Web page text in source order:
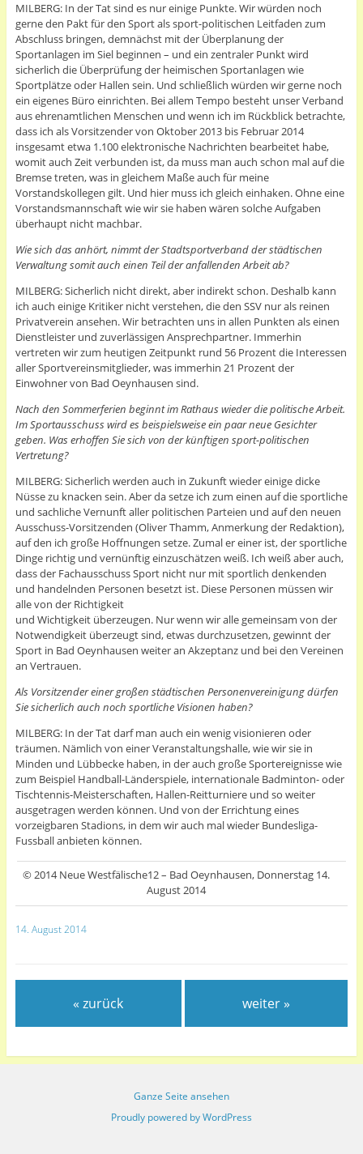
MILBERG: In der Tat sind es nur einige Punkte. Wir würden noch
gerne den Pakt für den Sport als sport-politischen Leitfaden zum
Abschluss bringen, demnächst mit der Überplanung der
Sportanlagen im Siel beginnen – und ein zentraler Punkt wird
sicherlich die Überprüfung der heimischen Sportanlagen wie
Sportplätze oder Hallen sein. Und schließlich würden wir gerne noch
ein eigenes Büro einrichten. Bei allem Tempo besteht unser Verband
aus ehrenamtlichen Menschen und wenn ich im Rückblick betrachte,
dass ich als Vorsitzender von Oktober 2013 bis Februar 2014
insgesamt etwa 1.100 elektronische Nachrichten bearbeitet habe,
womit auch Zeit verbunden ist, da muss man auch schon mal auf die
Bremse treten, was in gleichem Maße auch für meine
Vorstandskollegen gilt. Und hier muss ich gleich einhaken. Ohne eine
Vorstandsmannschaft wie wir sie haben wären solche Aufgaben
überhaupt nicht machbar.
Wie sich das anhört, nimmt der Stadtsportverband der städtischen
Verwaltung somit auch einen Teil der anfallenden Arbeit ab?
MILBERG: Sicherlich nicht direkt, aber indirekt schon. Deshalb kann
ich auch einige Kritiker nicht verstehen, die den SSV nur als reinen
Privatverein ansehen. Wir betrachten uns in allen Punkten als einen
Dienstleister und zuverlässigen Ansprechpartner. Immerhin
vertreten wir zum heutigen Zeitpunkt rund 56 Prozent die Interessen
aller Sportvereinsmitglieder, was immerhin 21 Prozent der
Einwohner von Bad Oeynhausen sind.
Nach den Sommerferien beginnt im Rathaus wieder die politische Arbeit.
Im Sportausschuss wird es beispielsweise ein paar neue Gesichter
geben. Was erhoffen Sie sich von der künftigen sport-politischen
Vertretung?
MILBERG: Sicherlich werden auch in Zukunft wieder einige dicke
Nüsse zu knacken sein. Aber da setze ich zum einen auf die sportliche
und sachliche Vernunft aller politischen Parteien und auf den neuen
Ausschuss-Vorsitzenden (Oliver Thamm, Anmerkung der Redaktion),
auf den ich große Hoffnungen setze. Zumal er einer ist, der sportliche
Dinge richtig und vernünftig einzuschätzen weiß. Ich weiß aber auch,
dass der Fachausschuss Sport nicht nur mit sportlich denkenden
und handelnden Personen besetzt ist. Diese Personen müssen wir
alle von der Richtigkeit
und Wichtigkeit überzeugen. Nur wenn wir alle gemeinsam von der
Notwendigkeit überzeugt sind, etwas durchzusetzen, gewinnt der
Sport in Bad Oeynhausen weiter an Akzeptanz und bei den Vereinen
an Vertrauen.
Als Vorsitzender einer großen städtischen Personenvereinigung dürfen
Sie sicherlich auch noch sportliche Visionen haben?
MILBERG: In der Tat darf man auch ein wenig visionieren oder
träumen. Nämlich von einer Veranstaltungshalle, wie wir sie in
Minden und Lübbecke haben, in der auch große Sportereignisse wie
zum Beispiel Handball-Länderspiele, internationale Badminton- oder
Tischtennis-Meisterschaften, Hallen-Reitturniere und so weiter
ausgetragen werden können. Und von der Errichtung eines
vorzeigbaren Stadions, in dem wir auch mal wieder Bundesliga-
Fussball anbieten können.
© 2014 Neue Westfälische12 – Bad Oeynhausen, Donnerstag 14.
August 2014
14. August 2014
« zurück weiter »
Ganze Seite ansehen
Proudly powered by WordPress